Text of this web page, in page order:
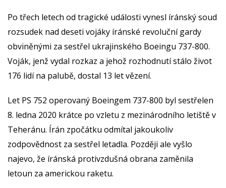
Po třech letech od tragické události vynesl íránský soud
rozsudek nad deseti vojáky íránské revoluční gardy
obviněnými za sestřel ukrajinského Boeingu 737-800.
Voják, jenž vydal rozkaz a jehož rozhodnutí stálo život
176 lidí na palubě, dostal 13 let vězení.
Let PS 752 operovaný Boeingem 737-800 byl sestřelen
8. ledna 2020 krátce po vzletu z mezinárodního letiště v
Teheránu. Írán zpočátku odmítal jakoukoliv
zodpovědnost za sestřel letadla. Později ale vyšlo
najevo, že íránská protivzdušná obrana zaměnila
letoun za americkou raketu.